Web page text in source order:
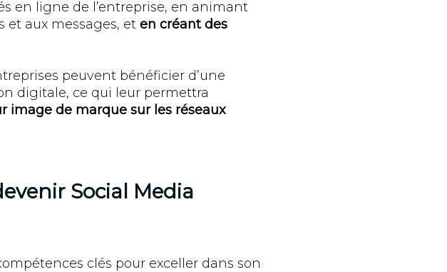
en ligne de l’entreprise, en animant
et aux messages, et en créant des
peuvent bénéficier d’une
digitale, ce qui leur permettra
image de marque sur les réseaux
Social Media
clés pour exceller dans son